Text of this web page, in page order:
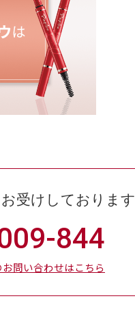
受けしております
844
お問い合わせはこちら